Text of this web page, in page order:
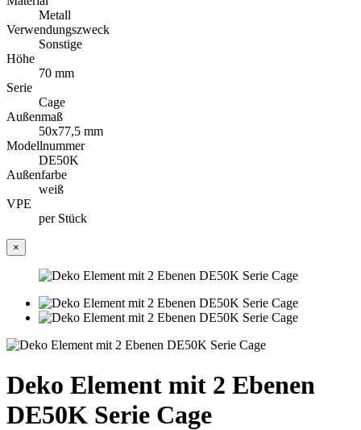
Metall
Verwendungszweck
Sonstige
Höhe
70 mm
Serie
Cage
Außenmaß
50x77,5 mm
Modellnummer
DE50K
Außenfarbe
weiß
VPE
per Stück
×
Deko Element mit 2 Ebenen
DE50K Serie Cage